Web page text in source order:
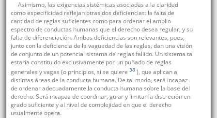
Asimismo, las exigencias sistémicas asociadas a la claridad
como especificidad reflejan otras dos deficiencias: la falta de
cantidad de reglas suficientes como para ordenar el amplio
espectro de conductas humanas que el derecho desea regular, y su
falta de diferenciación. Ambas deficiencias son relevantes, pues,
junto con la deficiencia de la vaguedad de las reglas, dan una visión
de conjunto de un potencial sistema de reglas fallido. Un sistema tal
estaría constituido exclusivamente por un puñado de reglas
generales y vagas (o principios, si se quiere 38 ), que aplican a
distintas áreas de la conducta humana. De tal modo, será incapaz
de ordenar adecuadamente la conducta humana sobre la base del
derecho. Será incapaz de coordinar, guiar y limitar la discreción en
grado suficiente y al nivel de complejidad en que el derecho
usualmente opera.